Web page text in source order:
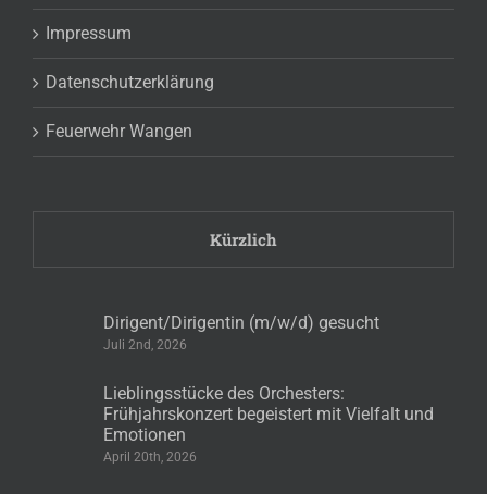
Impressum
Datenschutzerklärung
Feuerwehr Wangen
Kürzlich
Dirigent/Dirigentin (m/w/d) gesucht
Juli 2nd, 2026
Lieblingsstücke des Orchesters:
Frühjahrskonzert begeistert mit Vielfalt und
Emotionen
April 20th, 2026